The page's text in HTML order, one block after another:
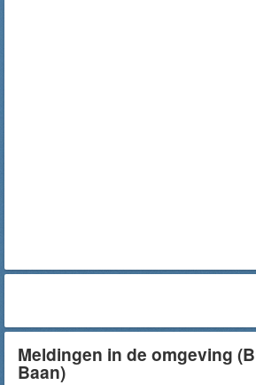
Meldingen in de omgeving
Baan)